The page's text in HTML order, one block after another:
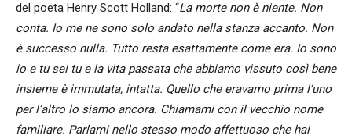
del poeta Henry Scott Holland: “La morte non è niente. Non
conta. Io me ne sono solo andato nella stanza accanto. Non
è successo nulla. Tutto resta esattamente come era. Io sono
io e tu sei tu e la vita passata che abbiamo vissuto così bene
insieme è immutata, intatta. Quello che eravamo prima l’uno
per l’altro lo siamo ancora. Chiamami con il vecchio nome
familiare. Parlami nello stesso modo affettuoso che hai